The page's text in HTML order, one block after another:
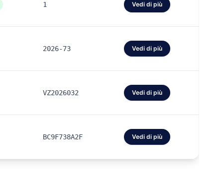
1 Vedi di più
2026-73 Vedi di più
VZ2026032 Vedi di più
BC9F738A2F Vedi di più